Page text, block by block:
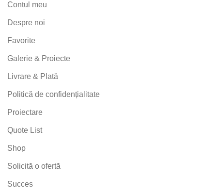
Contul meu
Despre noi
Favorite
Galerie & Proiecte
Livrare & Plată
Politică de confidențialitate
Proiectare
Quote List
Shop
Solicită o ofertă
Succes